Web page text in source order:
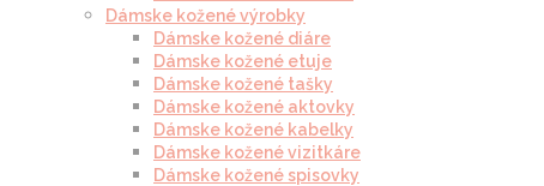
Dámske kožené výrobky
Dámske kožené diáre
Dámske kožené etuje
Dámske kožené tašky
Dámske kožené aktovky
Dámske kožené kabelky
Dámske kožené vizitkáre
Dámske kožené spisovky